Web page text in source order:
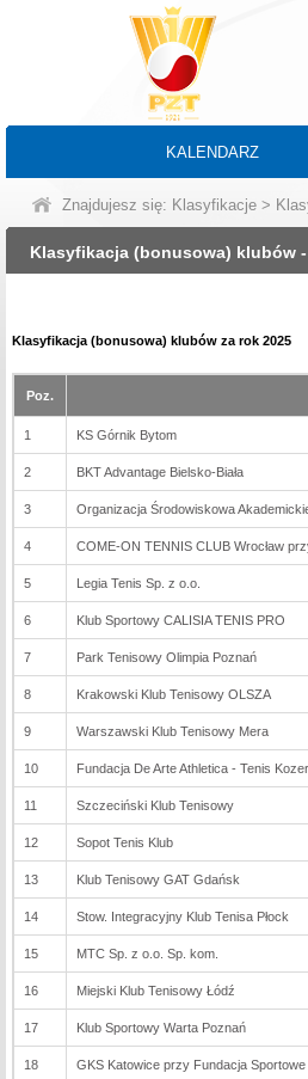
KALENDARZ
Znajdujesz się: Klasyfikacje >
Klasyfikacja (bonusowa) klubów -
Klasyfikacja (bonusowa) klubów za rok 2025
Poz.
1 KS Górnik Bytom
2 BKT Advantage Bielsko-Biała
3 Organizacja Środowiskowa
4 COME-ON TENNIS CLUB Wrocław
5 Legia Tenis Sp. z o.o.
6 Klub Sportowy CALISIA TENIS PRO
7 Park Tenisowy Olimpia Poznań
8 Krakowski Klub Tenisowy OLSZA
9 Warszawski Klub Tenisowy Mera
10 Fundacja De Arte Athletica - Tenis
11 Szczeciński Klub Tenisowy
12 Sopot Tenis Klub
13 Klub Tenisowy GAT Gdańsk
14 Stow. Integracyjny Klub Tenisa Płock
15 MTC Sp. z o.o. Sp. kom.
16 Miejski Klub Tenisowy Łódź
17 Klub Sportowy Warta Poznań
18 GKS Katowice przy Fundacja